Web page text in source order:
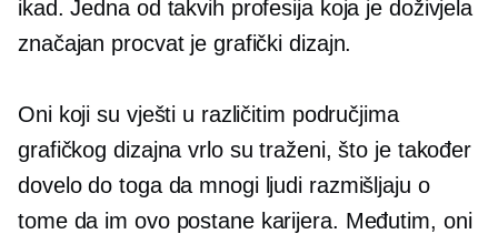
ikad. Jedna od takvih profesija koja je doživjela
značajan procvat je grafički dizajn.
Oni koji su vješti u različitim područjima
grafičkog dizajna vrlo su traženi, što je također
dovelo do toga da mnogi ljudi razmišljaju o
tome da im ovo postane karijera. Međutim, oni